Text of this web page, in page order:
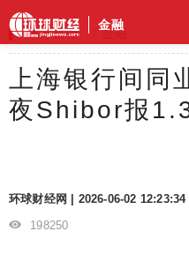
金融
环球财经 金融
上海银行间同
夜Shibor报
环球财经网 | 2026-06-02 12:23:34
198250